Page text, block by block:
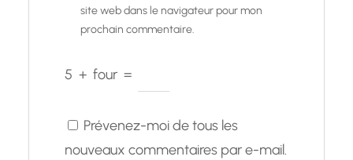
site web dans le navigateur pour mon
prochain commentaire.
5 + four =
Prévenez-moi de tous les
nouveaux commentaires par e-mail.